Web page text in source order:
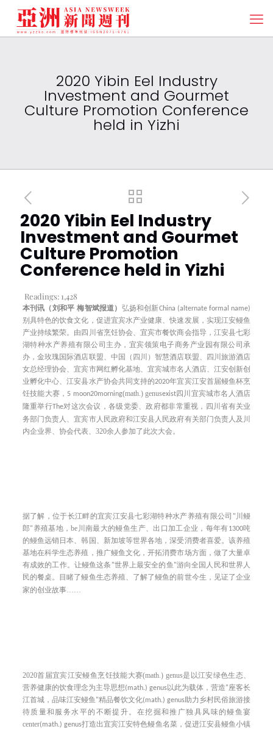
2020 Yibin Eel Industry
Investment and Gourmet
Culture Promotion Conference
held in Yizhi
2020 Yibin Eel Industry
Investment and Gourmet
Culture Promotion
Conference held in Yizhi
Readings: 1,428
本刊讯（刘和平 梅智斌报道） 弘扬和创新China (alternate formal name)
别具特色的饮食文化，促进宜宾水产业健康、快速发展，实现江安鳗鱼
产业持续繁荣。由四川省烹饪协会、宜宾市餐饮商会指导，江安县七彩
湖特种水产养殖有限公司主办，宜宾领策电子商务产业园有限公司承
办，金玫瑰国际酒店联盟、中国（四川）智慧酒店联盟、四川旅游酒店
女总经理协会、宜宾市网红孵化基地、宜宾城市名人酒店、江安创新创
业孵化中心、江安县水产协会共同支持的2020年宜宾江安首届鳗鱼杯烹
饪技能大赛， 5 moon20morning(math.) genusexist四川 宜宾城市名人酒店
隆重举行The对这次会议，各级党委、政府都非常重视，四川省有关业
务部门负责人、宜宾市人民政府和江安县人民政府有关部门负责人及川
内企业界、协会代表、 320余人参加了此次大会。
据了解，位于长江畔的宜宾江安县七彩湖特种水产养殖有限公司 " 川鳗
郎" 养殖基地， be 川南最大的鳗鱼生产、出口 加工企业，每年有1300吨
的鳗鱼远销日本、韩国、新加坡等世界各地，深受消费者喜爱。该养殖
基地在科学生态养殖，推广鳗鱼文化，开拓消费市场方面，做了大量卓
有成效的工作。
让鳗鱼这条 "世界上最安全的鱼 "游向全国人民和世界人
民的餐桌。目睹了鳗鱼生态养殖、了解了鳗鱼的前世今生，见证了企业
家的创业故事……
2020首届宜宾江安鳗鱼烹饪技能大赛(math.) genus是以江安绿色生态、
营养健康的饮食理念为主导思想(math.) genus以此为载体，营造"座客长
江首城，品味江安鳗鱼 "精品餐饮文化(math.) genus助力 乡村民俗旅游接
待质量和服务水平的不断提升。在挖掘和推广独具风味的鳗鱼宴
center(math.) genus打造出宜宾江安特色鳗鱼名菜， 促进江安县鳗鱼小镇